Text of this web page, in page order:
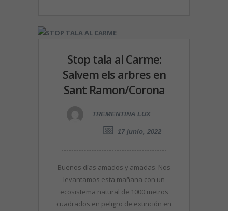
Stop tala al Carme:
Salvem els arbres en
Sant Ramon/Corona
TREMENTINA LUX
17 junio, 2022
Buenos días amados y amadas. Nos
levantamos esta mañana con un
ecosistema natural de 1000 metros
cuadrados en peligro de extinción en